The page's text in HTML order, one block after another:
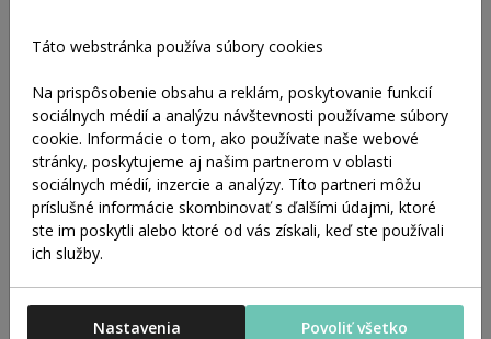
Stoly s rozkladaním
Stoly s rozkladaním ponúkajú praktické riešenie pre priestory,
kde sa kladie dôraz na flexibilitu bez kompromisov v dizajne. V
bežnom režime pôsobia čisto a vyvážene, pri potrebe väčšieho
priestoru sa jednoducho prispôsobia aktuálnej situácii. Naše
rozkladacie jedálenské stoly sú vyrobené z masívneho dreva a
navrhnuté s dôrazom na stabilnú konštrukciu, presnú
mechaniku rozkladu a dlhodobú spoľahlivosť. Rozkladací
systém je integrovaný nenápadne, tak aby nenarušoval
spojiť funkčnosť, estetiku a nadčasovú hodnotu v jednom
Písacie stoly
Konferenčné stôly
Táto webstránka používa súbory cookies
Na prispôsobenie obsahu a reklám, poskytovanie funkcií
sociálnych médií a analýzu návštevnosti používame súbory
cookie. Informácie o tom, ako používate naše webové
stránky, poskytujeme aj našim partnerom v oblasti
sociálnych médií, inzercie a analýzy. Títo partneri môžu
príslušné informácie skombinovať s ďalšími údajmi, ktoré
ste im poskytli alebo ktoré od vás získali, keď ste používali
ich služby.
Nastavenia Povoliť všetko